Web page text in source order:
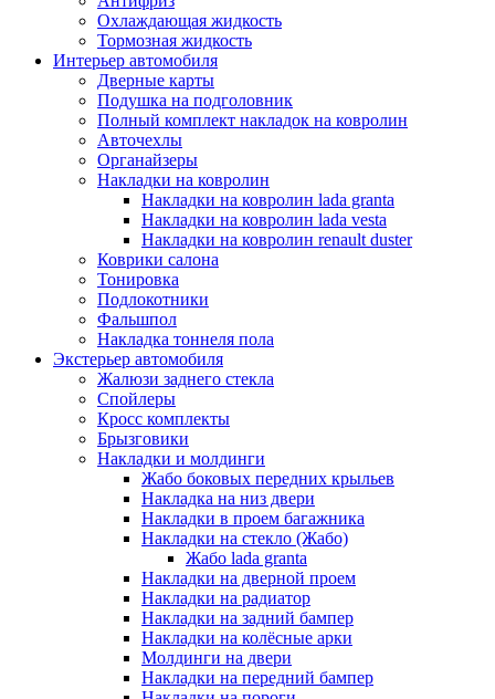
Охлаждающая жидкость
Тормозная жидкость
Интерьер автомобиля
Дверные карты
Подушка на подголовник
Полный комплект накладок на ковролин
Авточехлы
Органайзеры
Накладки на ковролин
Накладки на ковролин lada granta
Накладки на ковролин lada vesta
Накладки на ковролин renault duster
Коврики салона
Тонировка
Подлокотники
Фальшпол
Накладка тоннеля пола
Экстерьер автомобиля
Жалюзи заднего стекла
Спойлеры
Кросс комплекты
Брызговики
Накладки и молдинги
Жабо боковых передних крыльев
Накладка на низ двери
Накладки в проем багажника
Накладки на стекло (Жабо)
Жабо lada granta
Накладки на дверной проем
Накладки на радиатор
Накладки на задний бампер
Накладки на колёсные арки
Молдинги на двери
Накладки на передний бампер